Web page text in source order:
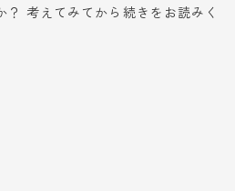
？ 考えてみてから続きをお読みく